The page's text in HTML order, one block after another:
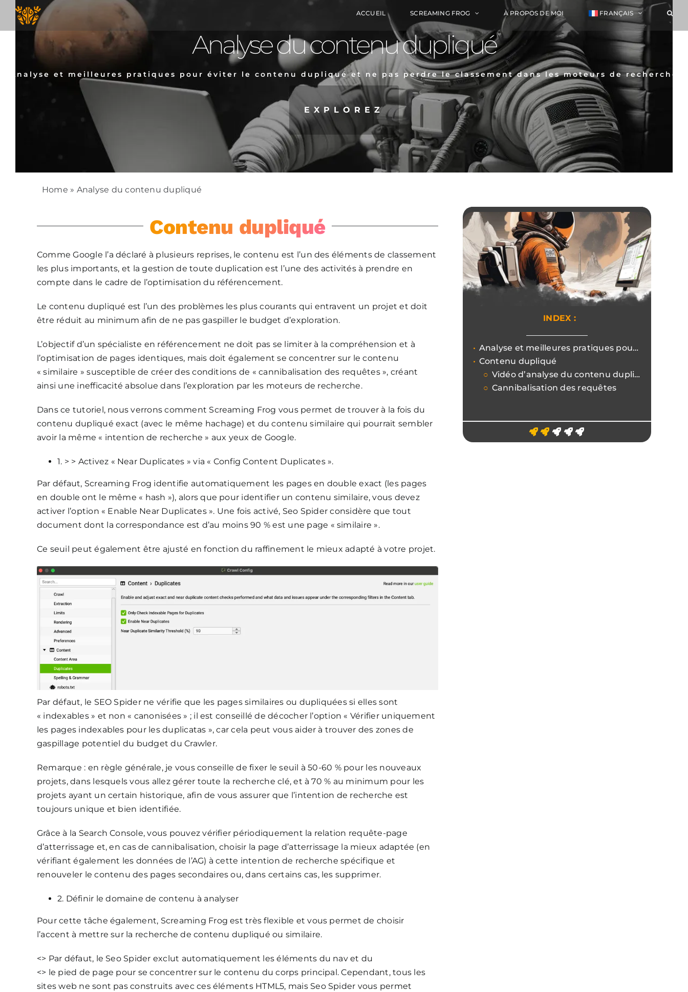
Skip
content
ACCUEIL SCREAMING FROG À PROPOS DE MOI FRANÇAIS
Analyse du contenu dupliqué
Analyse et meilleures pratiques pour éviter le contenu dupliqué et ne pas perdre le classement dans les moteurs de recherche
EXPLOREZ
Home » Analyse du contenu dupliqué
Contenu dupliqué
Comme Google l’a déclaré à plusieurs reprises, le contenu est l’un des éléments de classement
les plus importants, et la gestion de toute duplication est l’une des activités à prendre en
compte dans le cadre de l’optimisation du référencement.
Le contenu dupliqué est l’un des problèmes les plus courants qui entravent un projet et doit
être réduit au minimum afin de ne pas gaspiller le budget d’exploration.
L’objectif d’un spécialiste en référencement ne doit pas se limiter à la compréhension et à
l’optimisation de pages identiques, mais doit également se concentrer sur le contenu
« similaire » susceptible de créer des conditions de « cannibalisation des requêtes », créant
ainsi une inefficacité absolue dans l’exploration par les moteurs de recherche.
Dans ce tutoriel, nous verrons comment Screaming Frog vous permet de trouver à la fois du
contenu dupliqué exact (avec le même hachage) et du contenu similaire qui pourrait sembler
avoir la même « intention de recherche » aux yeux de Google.
1. > > Activez « Near Duplicates » via « Config Content Duplicates ».
Par défaut, Screaming Frog identifie automatiquement les pages en double exact (les pages
en double ont le même « hash »), alors que pour identifier un contenu similaire, vous devez
activer l’option « Enable Near Duplicates ». Une fois activé, Seo Spider considère que tout
document dont la correspondance est d’au moins 90 % est une page « similaire ».
Ce seuil peut également être ajusté en fonction du raffinement le mieux adapté à votre projet.
Par défaut, le SEO Spider ne vérifie que les pages similaires ou dupliquées si elles sont
« indexables » et non « canonisées » ; il est conseillé de décocher l’option « Vérifier uniquement
les pages indexables pour les duplicatas », car cela peut vous aider à trouver des zones de
gaspillage potentiel du budget du Crawler.
Remarque : en règle générale, je vous conseille de fixer le seuil à 50-60 % pour les nouveaux
projets, dans lesquels vous allez gérer toute la recherche clé, et à 70 % au minimum pour les
projets ayant un certain historique, afin de vous assurer que l’intention de recherche est
toujours unique et bien identifiée.
Grâce à la Search Console, vous pouvez vérifier périodiquement la relation requête-page
d’atterrissage et, en cas de cannibalisation, choisir la page d’atterrissage la mieux adaptée (en
vérifiant également les données de l’AG) à cette intention de recherche spécifique et
renouveler le contenu des pages secondaires ou, dans certains cas, les supprimer.
2. Définir le domaine de contenu à analyser
Pour cette tâche également, Screaming Frog est très flexible et vous permet de choisir
l’accent à mettre sur la recherche de contenu dupliqué ou similaire.
<> Par défaut, le Seo Spider exclut automatiquement les éléments du nav et du
<> le pied de page pour se concentrer sur le contenu du corps principal. Cependant, tous les
sites web ne sont pas construits avec ces éléments HTML5, mais Seo Spider vous permet
INDEX :
Analyse et meilleures pratiques pour éviter le contenu dupliqué et ne pas perdre le classement dans les moteurs de recherche
Contenu dupliqué
Vidéo d’analyse du contenu dupliqué
Cannibalisation des requêtes